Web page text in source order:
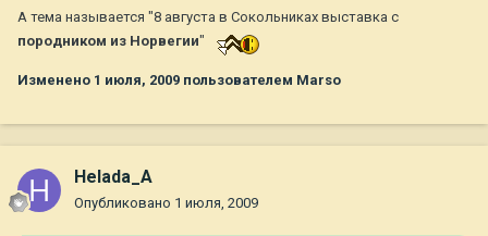
А тема называется "8 августа в Сокольниках выставка с
породником из Норвегии"
Изменено 1 июля, 2009 пользователем Marso
Helada_A
Опубликовано 1 июля, 2009